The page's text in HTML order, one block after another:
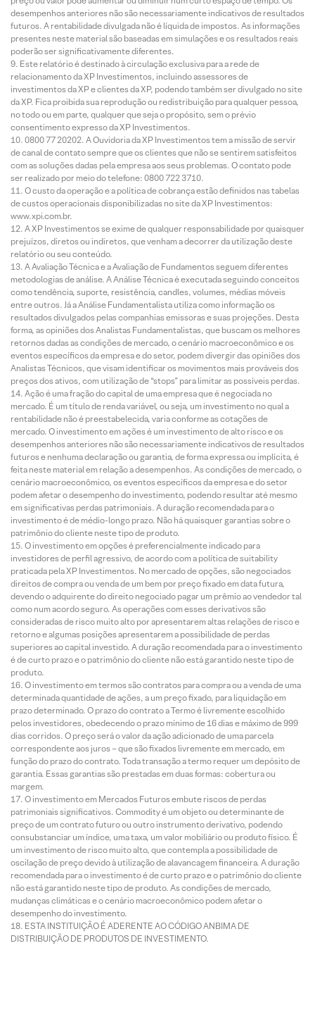
desempenhos anteriores não são necessariamente indicativos de resultados
futuros. A rentabilidade divulgada não é líquida de impostos. As informações
presentes neste material são baseadas em simulações e os resultados reais
poderão ser significativamente diferentes.
Este relatório é destinado à circulação exclusiva para a rede de
relacionamento da XP Investimentos, incluindo assessores de
investimentos da XP e clientes da XP, podendo também ser divulgado no site
da XP. Fica proibida sua reprodução ou redistribuição para qualquer pessoa,
no todo ou em parte, qualquer que seja o propósito, sem o prévio
consentimento expresso da XP Investimentos.
0800 77 20202. A Ouvidoria da XP Investimentos tem a missão de servir
de canal de contato sempre que os clientes que não se sentirem satisfeitos
com as soluções dadas pela empresa aos seus problemas. O contato pode
ser realizado por meio do telefone: 0800 722 3710.
O custo da operação e a política de cobrança estão definidos nas tabelas
de custos operacionais disponibilizadas no site da XP Investimentos:
www.xpi.com.br.
A XP Investimentos se exime de qualquer responsabilidade por quaisquer
prejuízos, diretos ou indiretos, que venham a decorrer da utilização deste
relatório ou seu conteúdo.
A Avaliação Técnica e a Avaliação de Fundamentos seguem diferentes
metodologias de análise. A Análise Técnica é executada seguindo conceitos
como tendência, suporte, resistência, candles, volumes, médias móveis
entre outros. Já a Análise Fundamentalista utiliza como informação os
resultados divulgados pelas companhias emissoras e suas projeções. Desta
forma, as opiniões dos Analistas Fundamentalistas, que buscam os melhores
retornos dadas as condições de mercado, o cenário macroeconômico e os
eventos específicos da empresa e do setor, podem divergir das opiniões dos
Analistas Técnicos, que visam identificar os movimentos mais prováveis dos
preços dos ativos, com utilização de “stops” para limitar as possíveis perdas.
Ação é uma fração do capital de uma empresa que é negociada no
mercado. É um título de renda variável, ou seja, um investimento no qual a
rentabilidade não é preestabelecida, varia conforme as cotações de
mercado. O investimento em ações é um investimento de alto risco e os
desempenhos anteriores não são necessariamente indicativos de resultados
futuros e nenhuma declaração ou garantia, de forma expressa ou implícita, é
feita neste material em relação a desempenhos. As condições de mercado, o
cenário macroeconômico, os eventos específicos da empresa e do setor
podem afetar o desempenho do investimento, podendo resultar até mesmo
em significativas perdas patrimoniais. A duração recomendada para o
investimento é de médio-longo prazo. Não há quaisquer garantias sobre o
patrimônio do cliente neste tipo de produto.
O investimento em opções é preferencialmente indicado para
investidores de perfil agressivo, de acordo com a política de suitability
praticada pela XP Investimentos. No mercado de opções, são negociados
direitos de compra ou venda de um bem por preço fixado em data futura,
devendo o adquirente do direito negociado pagar um prêmio ao vendedor tal
como num acordo seguro. As operações com esses derivativos são
consideradas de risco muito alto por apresentarem altas relações de risco e
retorno e algumas posições apresentarem a possibilidade de perdas
superiores ao capital investido. A duração recomendada para o investimento
é de curto prazo e o patrimônio do cliente não está garantido neste tipo de
produto.
O investimento em termos são contratos para compra ou a venda de uma
determinada quantidade de ações, a um preço fixado, para liquidação em
prazo determinado. O prazo do contrato a Termo é livremente escolhido
pelos investidores, obedecendo o prazo mínimo de 16 dias e máximo de 999
dias corridos. O preço será o valor da ação adicionado de uma parcela
correspondente aos juros – que são fixados livremente em mercado, em
função do prazo do contrato. Toda transação a termo requer um depósito de
garantia. Essas garantias são prestadas em duas formas: cobertura ou
margem.
O investimento em Mercados Futuros embute riscos de perdas
patrimoniais significativos. Commodity é um objeto ou determinante de
preço de um contrato futuro ou outro instrumento derivativo, podendo
consubstanciar um índice, uma taxa, um valor mobiliário ou produto físico. É
um investimento de risco muito alto, que contempla a possibilidade de
oscilação de preço devido à utilização de alavancagem financeira. A duração
recomendada para o investimento é de curto prazo e o patrimônio do cliente
não está garantido neste tipo de produto. As condições de mercado,
mudanças climáticas e o cenário macroeconômico podem afetar o
desempenho do investimento.
ESTA INSTITUIÇÃO É ADERENTE AO CÓDIGO ANBIMA DE
DISTRIBUIÇÃO DE PRODUTOS DE INVESTIMENTO.